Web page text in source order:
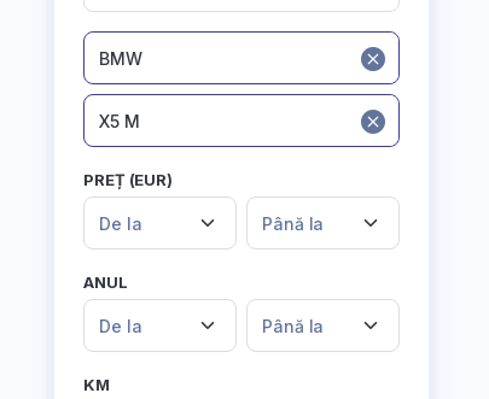
BMW
X5 M
PREȚ (EUR)
De la Până la
ANUL
De la Până la
KM